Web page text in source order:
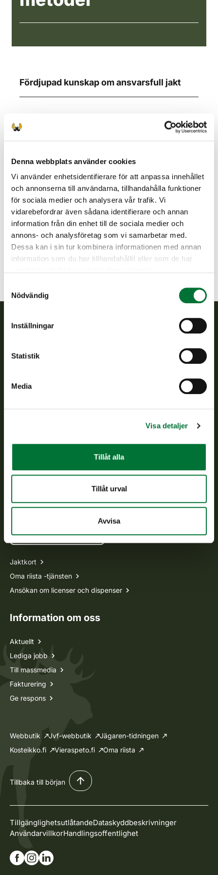
Denna webbplats använder cookies
Vi använder enhetsidentifierare för att anpassa innehållet
och annonserna till användarna, tillhandahålla funktioner
för sociala medier och analysera vår trafik. Vi
vidarebefordrar även sådana identifierare och annan
information från din enhet till de sociala medier och
annons- och analysföretag som vi samarbetar med.
Dessa kan i sin tur kombinera informationen med annan
information som du har tillhandahållit eller som de har
Nödvändig
Inställningar
Statistik
Media
Visa detaljer
Tillåt alla
Tillåt urval
Avvisa
Fördjupad kunskap om ansvarsfull jakt
Jäktsäkerhet
Sök av det skjutna viltet
Skogshonsfågeljakt
Hjortdjursjakt
Sjofågeljakt
Jakt på sädgås
Jakt på stora rovdjur
Kvotjakt
Om användning av åtel
Finlands viltcentral främjar en hållbar vilthushållning, stöder
verkställs och svarar för de offentliga förvaltningsuppgifter
som föreskrivs.
Om oss
tel. 029 431 2001
Ofta ställda frågor
Alla kontaktuppgifter
Jaktkort
Oma riista -tjänsten
Ansökan om licenser och dispenser
Information om oss
Aktuellt
Lediga jobb
Till massmedia
Fakturering
Ge respons
Webbutik Jvf-webbutik
Jägaren-tidningen
Kosteikko.fi
Vieraspeto.fi Oma riista
Tillbaka till början
TillgänglighetsutlåtandeDataskyddbeskrivninger
AnvändarvillkorHandlingsoffentlighet